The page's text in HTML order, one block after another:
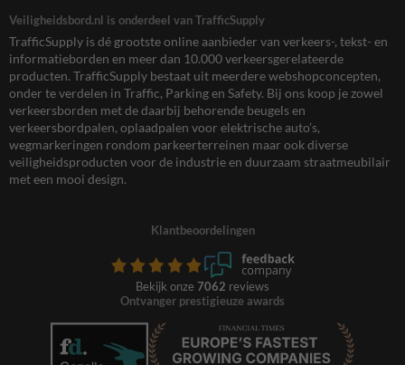
Veiligheidsbord.nl is onderdeel van TrafficSupply
TrafficSupply is dé grootste online aanbieder van verkeers-, tekst- en
informatieborden en meer dan 10.000 verkeersgerelateerde
producten. TrafficSupply bestaat uit meerdere webshopconcepten,
onder te verdelen in Traffic, Parking en Safety. Bij ons koop je zowel
verkeersborden met de daarbij behorende beugels en
verkeersbordpalen, oplaadpalen voor elektrische auto’s,
wegmarkeringen rondom parkeerterreinen maar ook diverse
veiligheidsproducten voor de industrie en duurzaam straatmeubilair
met een mooi design.
Klantbeoordelingen
Bekijk onze 7062 reviews
Ontvanger prestigieuze awards